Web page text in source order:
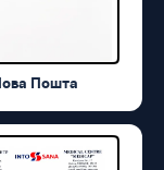
Пошта